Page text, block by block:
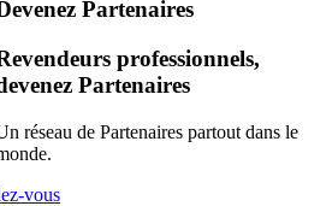
Partenaires
professionnels,
Partenaires
réseau de Partenaires partout dans le
vous